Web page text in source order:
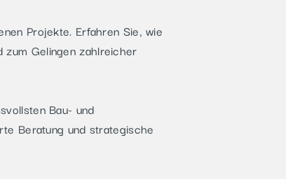
Projekte. Erfahren Sie, wie
Gelingen zahlreicher
Bau- und
Beratung und strategische